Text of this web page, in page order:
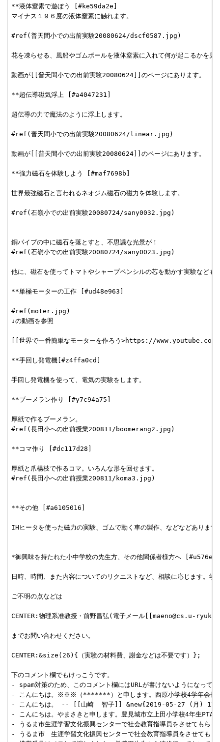
**液体窒素で遊ぼう [#ke59da2e]
マイナス１９６度の液体窒素に触れます。
#ref(普天間小での出前実験20080624/dscf0587.jpg)
花を凍らせる、風船やゴムボールを液体窒素に入れて何が起こるかを見
動画が[[普天間小での出前実験20080624]]のページにあります。
**超伝導磁気浮上 [#a4047231]
超伝導の力で魔法のように浮上します。
#ref(普天間小での出前実験20080624/linear.jpg)
動画が[[普天間小での出前実験20080624]]のページにあります。
**強力磁石を体験しよう [#maf7698b]
世界最強磁石と言われるネオジム磁石の磁力を体験します。
#ref(石嶺小での出前実験20080724/sany0032.jpg)
銅パイプの中に磁石を落とすと、不思議な光景が！
#ref(石嶺小での出前実験20080724/sany0023.jpg)
他に、磁石を使ってトマトやシャープペンシルの芯を動かす実験なども
**単極モーターの工作 [#ud48e963]
#ref(moter.jpg)
↓の動画を参照
[[世界で一番簡単なモーターを作ろう>https://
**手回し発電機[#z4ffa0cd]
手回し発電機を使って、電気の実験をします。
**ブーメラン作り [#y7c94a75]
厚紙で作るブーメラン。
#ref(長田小への出前授業200811/boomerang2.jpg)
**コマ作り [#dc117d28]
厚紙と爪楊枝で作るコマ。いろんな形を回せます。
#ref(長田小への出前授業200811/koma3.jpg)
**その他 [#a6105016]
IHヒータを使った磁力の実験、ゴムで動く車の製作、などなどありま
*御興味を持たれた小中学校の先生方、その他関係者様方へ
日時、時間、また内容についてのリクエストなど、相談に応じます。
ご不明の点などは
CENTER:物理系准教授・前野昌弘(電子メール
までお問い合わせください。
CENTER:&size(26){（実験の材料費、謝金などは不要です）};
下のコメント欄でもけっこうです。
- spam対策のため、このコメント欄にはURLが書けないようになってま
- こんにちは。※※※（*******）と申します。西原小学校4学年会
- こんにちは。 -- [[山崎  智子]] &new{2019-05-27 (月)
- こんにちは。やまさきと申します。豊見城市立上田小学校4年
- うるま市生涯学習文化振興センターで社会教育指導員をさせ
- うるま市　生涯学習文化振興センターで社会教育指導員をさせ